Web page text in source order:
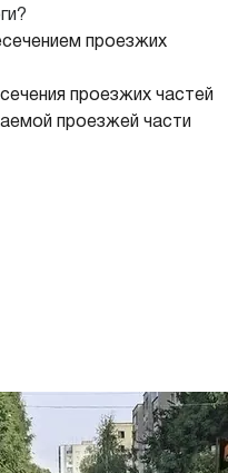
проезжих
проезжих частей
проезжей части